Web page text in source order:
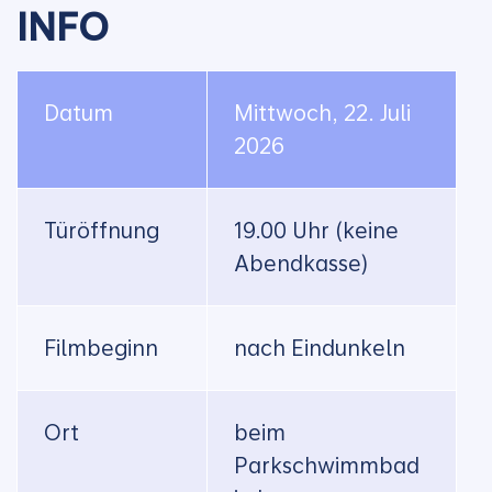
INFO
Datum
Mittwoch, 22. Juli
2026
Türöffnung
19.00 Uhr (keine
Abendkasse)
Filmbeginn nach Eindunkeln
Ort
beim
Parkschwimmbad